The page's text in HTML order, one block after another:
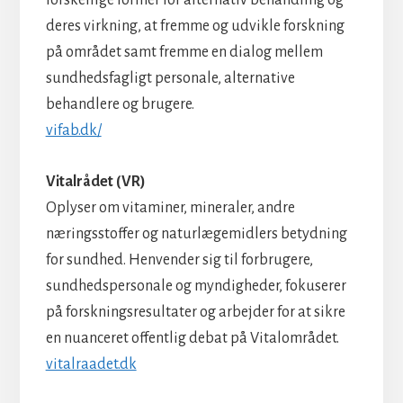
deres virkning, at fremme og udvikle forskning
på området samt fremme en dialog mellem
sundhedsfagligt personale, alternative
behandlere og brugere.
vifab.dk/
Vitalrådet (VR)
Oplyser om vitaminer, mineraler, andre
næringsstoffer og naturlægemidlers betydning
for sundhed. Henvender sig til forbrugere,
sundhedspersonale og myndigheder, fokuserer
på forskningsresultater og arbejder for at sikre
en nuanceret offentlig debat på Vitalområdet.
vitalraadet.dk